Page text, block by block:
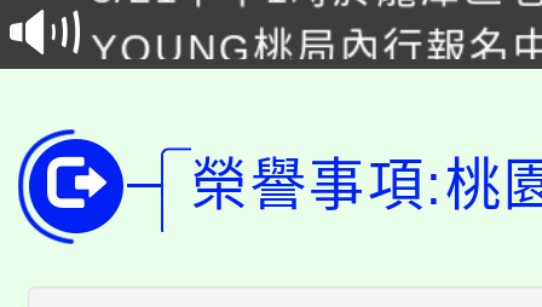
徵才活動。
YOUNG桃局內行報名
開!
115年桃園市運動會8/
田徑場及游泳池舉行。
桃園市低收入戶享有免
視費優惠，中低收入戶
榮譽事項:桃